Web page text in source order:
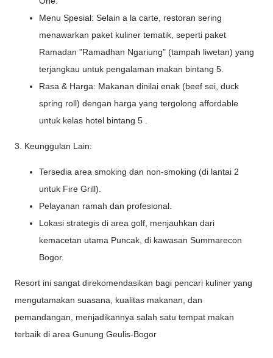
Menu Spesial: Selain a la carte, restoran sering
menawarkan paket kuliner tematik, seperti paket
Ramadan "Ramadhan Ngariung" (tampah liwetan) yang
terjangkau untuk pengalaman makan bintang 5.
Rasa & Harga: Makanan dinilai enak (beef sei, duck
spring roll) dengan harga yang tergolong affordable
untuk kelas hotel bintang 5 .
3. Keunggulan Lain:
Tersedia area smoking dan non-smoking (di lantai 2
untuk Fire Grill).
Pelayanan ramah dan profesional.
Lokasi strategis di area golf, menjauhkan dari
kemacetan utama Puncak, di kawasan Summarecon
Bogor.
Resort ini sangat direkomendasikan bagi pencari kuliner yang
mengutamakan suasana, kualitas makanan, dan
pemandangan, menjadikannya salah satu tempat makan
terbaik di area Gunung Geulis-Bogor